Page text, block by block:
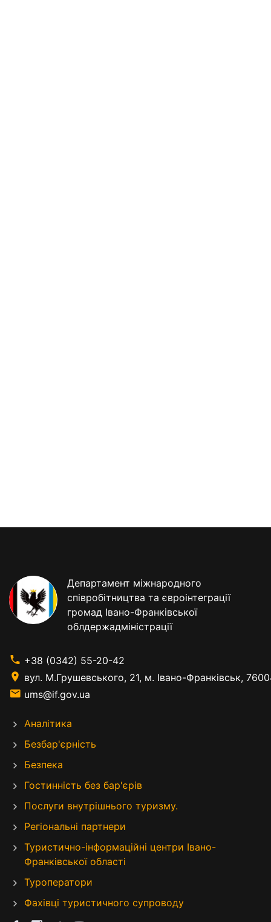
Департамент міжнародного
співробітництва та євроінтеграції
громад Івано-Франківської
облдержадміністрації
+38 (0342) 55-20-42
вул. М.Грушевського, 21, м. Івано-Франківськ,
ums@if.gov.ua
Аналітика
Безбар'єрність
Безпека
Гостинність без бар'єрів
Послуги внутрішнього туризму.
Регіональні партнери
Туристично-інформаційні центри Івано-
Франківської області
Туроператори
Фахівці туристичного супроводу